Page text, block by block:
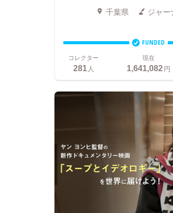
千葉県 ジャ
FUNDED
コレクター
281人
現在
1,641,082円